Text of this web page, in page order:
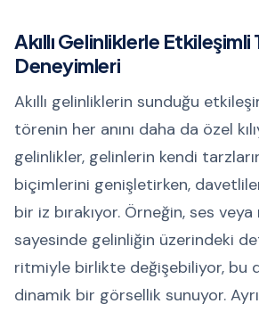
Akıllı Gelinliklerle Etkileşimli
Deneyimleri
Akıllı gelinliklerin sunduğu
törenin her anını daha da özel
gelinlikler, gelinlerin kendi
biçimlerini genişletirken,
bir iz bırakıyor. Örneğin, ses veya
sayesinde gelinliğin üzerindeki
ritmiyle birlikte değişebiliyor, bu
dinamik bir görsellik sunuyor.